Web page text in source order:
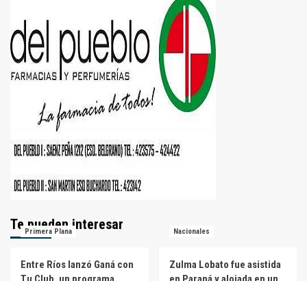
Te pueden interesar
Primera Plana
Entre Ríos lanzó Ganá con
Nacionales
Zulma Lobato fue asistida